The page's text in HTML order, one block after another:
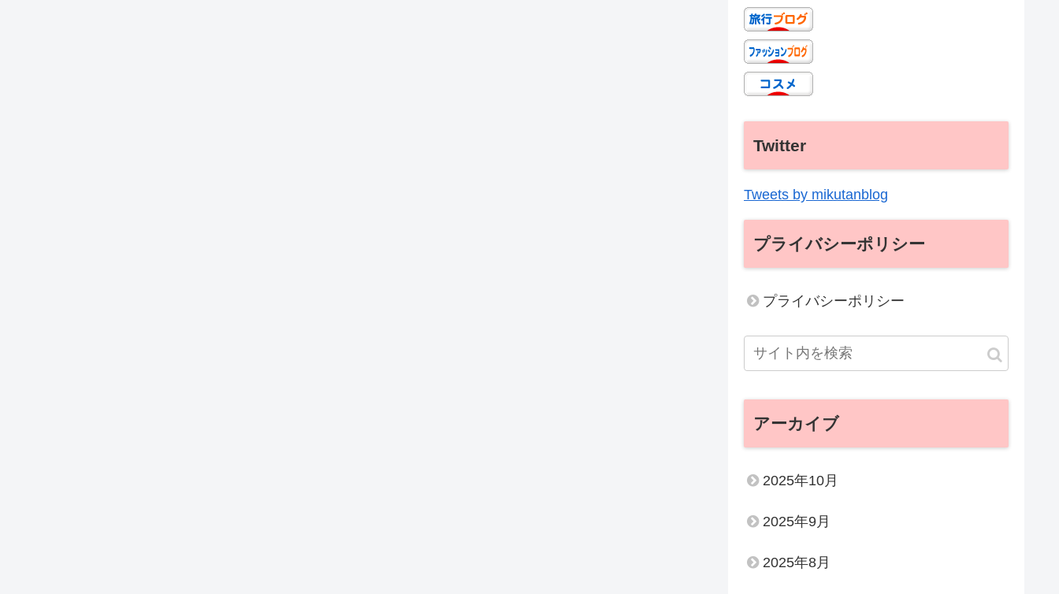
Twitter
Tweets by mikutanblog
プライバシーポリシー
プライバシーポリシー
アーカイブ
2025年10月
2025年9月
2025年8月